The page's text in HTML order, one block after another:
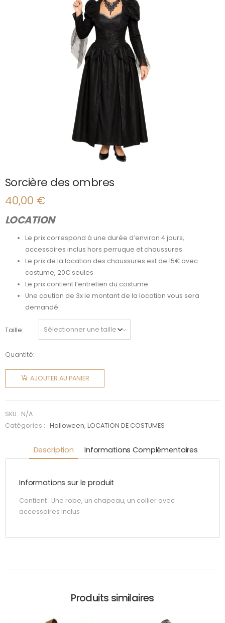
Sorcière des ombres
40,00 €
LOCATION
Le prix correspond à une durée d’environ 4 jours,
accessoires inclus hors perruque et chaussures.
Le prix de la location des chaussures est de 15€ avec
costume, 20€ seules
Le prix contient l’entretien du costume
Une caution de 3x le montant de la location vous sera
demandé
Taille
Quantité:
quantité
Sorcière
ombres
AJOUTER AU PANIER
SKU : N/A
Catégories :
Halloween,LOCATION DE COSTUMES
Description Informations Complémentaires
Informations sur le produit
Contient : Une robe, un chapeau, un collier avec
accessoires inclus
Produits similaires